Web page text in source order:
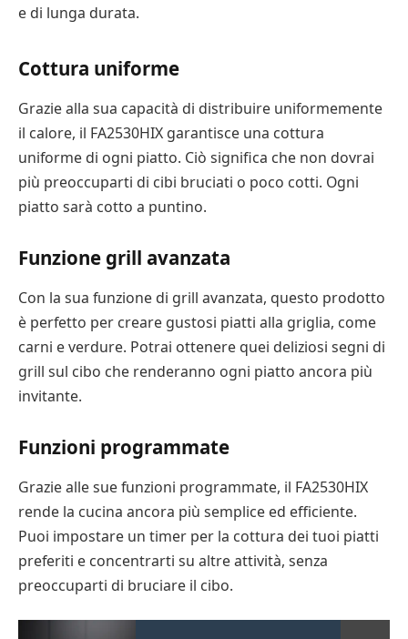
e di lunga durata.
Cottura uniforme
Grazie alla sua capacità di distribuire uniformemente
il calore, il FA2530HIX garantisce una cottura
uniforme di ogni piatto. Ciò significa che non dovrai
più preoccuparti di cibi bruciati o poco cotti. Ogni
piatto sarà cotto a puntino.
Funzione grill avanzata
Con la sua funzione di grill avanzata, questo prodotto
è perfetto per creare gustosi piatti alla griglia, come
carni e verdure. Potrai ottenere quei deliziosi segni di
grill sul cibo che renderanno ogni piatto ancora più
invitante.
Funzioni programmate
Grazie alle sue funzioni programmate, il FA2530HIX
rende la cucina ancora più semplice ed efficiente.
Puoi impostare un timer per la cottura dei tuoi piatti
preferiti e concentrarti su altre attività, senza
preoccuparti di bruciare il cibo.